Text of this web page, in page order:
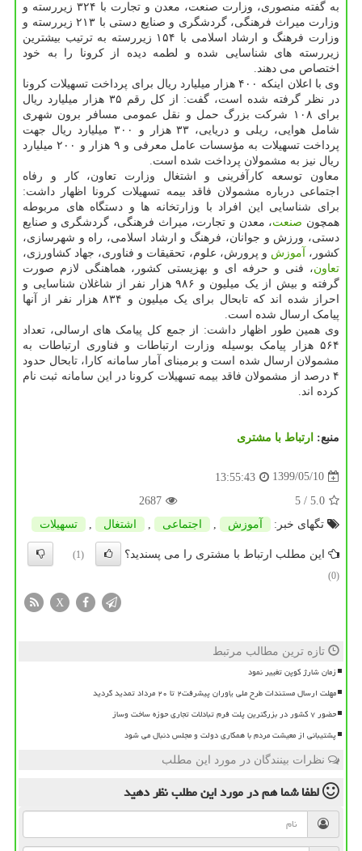
به گفته منصوری، وزارت صنعت، معدن و تجارت با ۳۲۴ زیررسته و
وزارت میراث فرهنگی، گردشگری و صنایع دستی با ۲۱۳ زیررسته و
وزارت فرهنگ و ارشاد اسلامی با ۱۵۴ زیررسته به ترتیب بیشترین
زیررسته های شناسایی شده و لطمه دیده از کرونا را به خود
اختصاص می دهند.
وی با اعلان اینکه ۴۰۰ هزار میلیارد ریال برای پرداخت تسهیلات کرونا
در نظر گرفته شده است، گفت: از کل رقم ۳۵ هزار میلیارد ریال
برای ۱۰۸ شرکت بزرگ حمل و نقل عمومی مسافر برون شهری
شامل هوایی، ریلی و دریایی، ۳۳ هزار و ۳۰۰ میلیارد ریال جهت
پرداخت تسهیلات به مؤسسات عامل معرفی و ۹ هزار و ۲۰۰ میلیارد
ریال نیز به مشمولان پرداخت شده است.
معاون توسعه کارآفرینی و اشتغال وزارت تعاون، کار و رفاه
اجتماعی درباره مشمولان فاقد بیمه تسهیلات کرونا اظهار داشت:
برای شناسایی این افراد با وزارتخانه ها و دستگاه های مربوطه
همچون صنعت، معدن و تجارت، میراث فرهنگی، گردشگری و صنایع
دستی، ورزش و جوانان، فرهنگ و ارشاد اسلامی، راه و شهرسازی،
کشور،
آموزش و پرورش، علوم، تحقیقات و فناوری، جهاد کشاورزی،
تعاون، فنی و حرفه ای و بهزیستی کشور، هماهنگی لازم صورت
گرفته و بیش از یک میلیون و ۹۸۶ هزار نفر از شاغلان شناسایی و
احراز شده اند که تابحال برای یک میلیون و ۸۳۴ هزار نفر از آنها
پیامک ارسال شده است.
وی همین طور اظهار داشت: از جمع کل پیامک های ارسالی، تعداد
۵۶۴ هزار پیامک بوسیله وزارت ارتباطات و فناوری ارتباطات به
مشمولان ارسال شده است و برمبنای آمار سامانه کارا، تابحال حدود
۴ درصد از مشمولان فاقد بیمه تسهیلات کرونا در این سامانه ثبت نام
کرده اند.
منبع: ارتباط با مشتری
1399/05/10
13:55:43
5.0
/ 5
2687
تگهای خبر:
آموزش , اجتماعی , اشتغال , تسهیلات
این مطلب ارتباط با مشتری را می پسندید؟
(1)
(0)
X
تازه ترین مطالب مرتبط
زمان شارژ کوپن تغییر نمود
مهلت ارسال مستندات طرح ملی یاوران پیشرفت۲ تا ۲۰ مرداد تمدید گردید
حضور ۷ کشور در بزرگترین پلت فرم تبادلات تجاری حوزه ساخت وساز
پشتیبانی از معیشت مردم با همکاری دولت و مجلس دنبال می شود
نظرات بینندگان در مورد این مطلب
لطفا شما همدر مورد این مطلبنظر دهید